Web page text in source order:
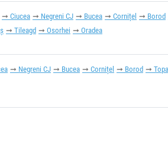
Ciucea Negreni CJ Bucea Cornițel Borod
Tileagd Osorhei Oradea
Negreni CJ Bucea Cornițel Borod